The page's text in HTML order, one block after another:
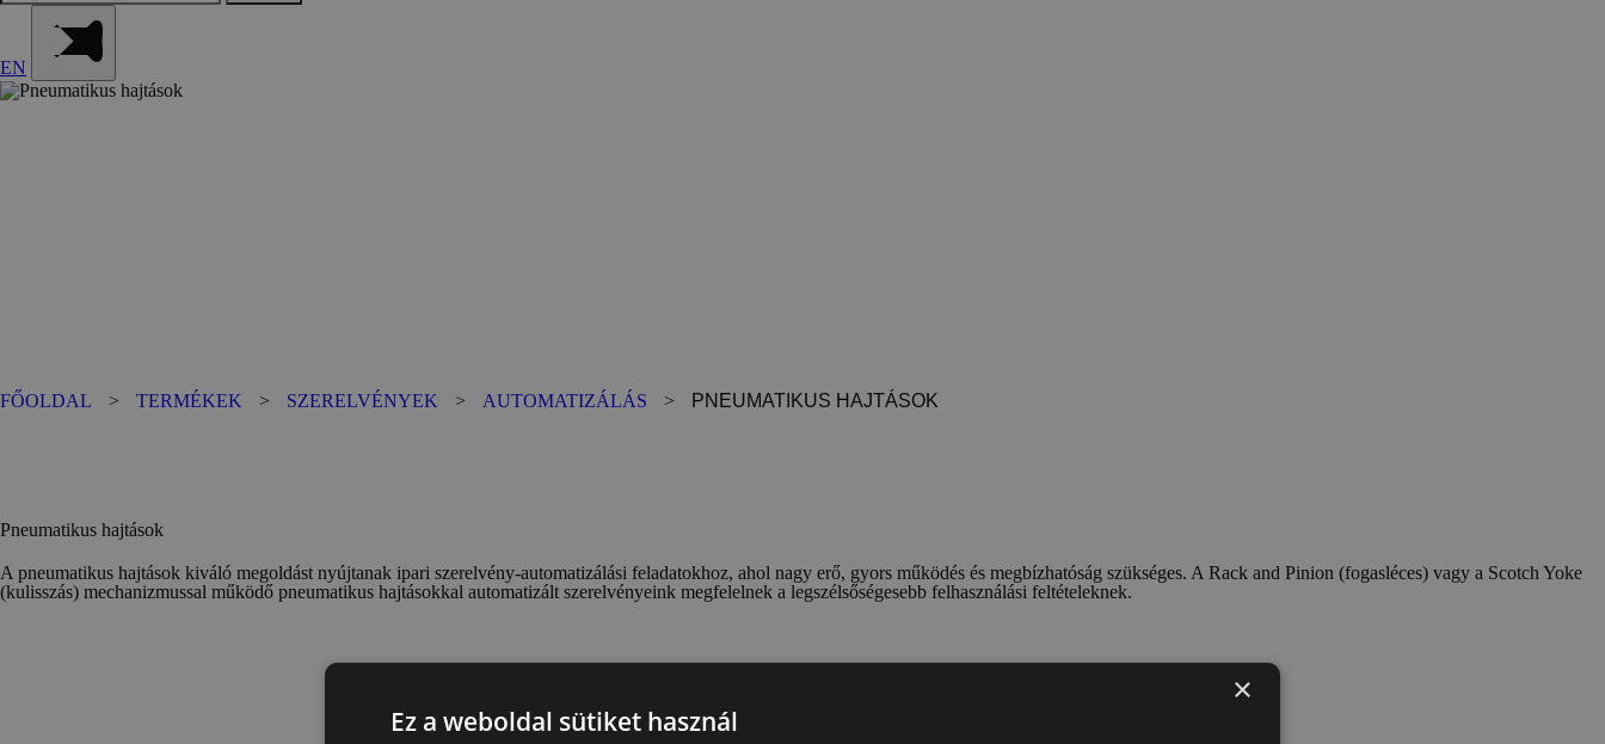
EN
FŐOLDAL > TERMÉKEK > SZERELVÉNYEK > AUTOMATIZÁLÁS > PNEUMATIKUS HAJTÁSOK
Pneumatikus hajtások
A pneumatikus hajtások kiváló megoldást nyújtanak ipari szerelvény-automatizálási feladatokhoz, ahol nagy erő, gyors működés és megbízhatóság szükséges. A Rack and Pinion (fogasléces) vagy a Scotch Yoke
(kulisszás) mechanizmussal működő pneumatikus hajtásokkal automatizált szerelvényeink megfelelnek a legszélsőségesebb felhasználási feltételeknek.
×
Ez a weboldal sütiket használ